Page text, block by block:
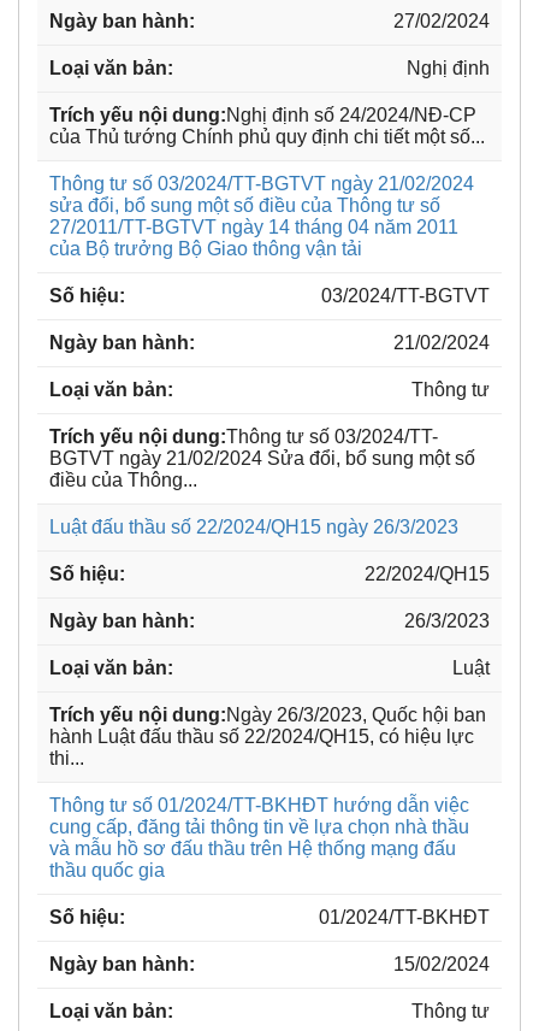
27/02/2024
Nghị định
Nghị định số 24/2024/NĐ-CP
của Thủ tướng Chính phủ quy định chi tiết một số...
Thông tư số 03/2024/TT-BGTVT ngày 21/02/2024
sửa đổi, bổ sung một số điều của Thông tư số
27/2011/TT-BGTVT ngày 14 tháng 04 năm 2011
của Bộ trưởng Bộ Giao thông vận tải
03/2024/TT-BGTVT
21/02/2024
Thông tư
Thông tư số 03/2024/TT-
BGTVT ngày 21/02/2024 Sửa đổi, bổ sung một số
điều của Thông...
Luật đấu thầu số 22/2024/QH15 ngày 26/3/2023
22/2024/QH15
26/3/2023
Luật
Ngày 26/3/2023, Quốc hội ban
hành Luật đấu thầu số 22/2024/QH15, có hiệu lực
thi...
Thông tư số 01/2024/TT-BKHĐT hướng dẫn việc
cung cấp, đăng tải thông tin về lựa chọn nhà thầu
và mẫu hồ sơ đấu thầu trên Hệ thống mạng đấu
thầu quốc gia
01/2024/TT-BKHĐT
15/02/2024
Thông tư